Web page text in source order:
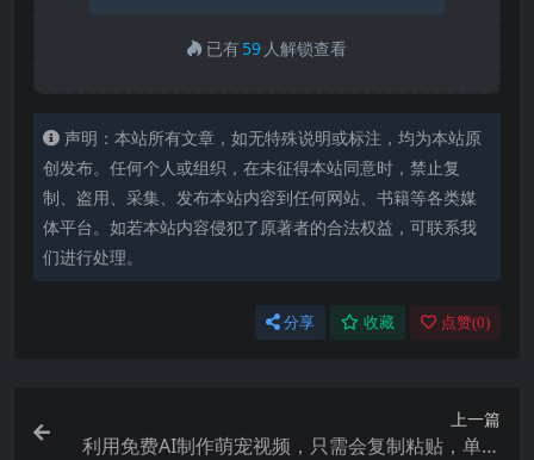
已有59 人解锁查看
声明：本站所有文章，如无特殊说明或标注，均为本站原
创发布。任何个人或组织，在未征得本站同意时，禁止复
制、盗用、采集、发布本站内容到任何网站、书籍等各类媒
体平台。如若本站内容侵犯了原著者的合法权益，可联系我
们进行处理。
分享 收藏 点赞(0)
上一篇
利用免费AI制作萌宠视频，只需会复制粘贴，单条